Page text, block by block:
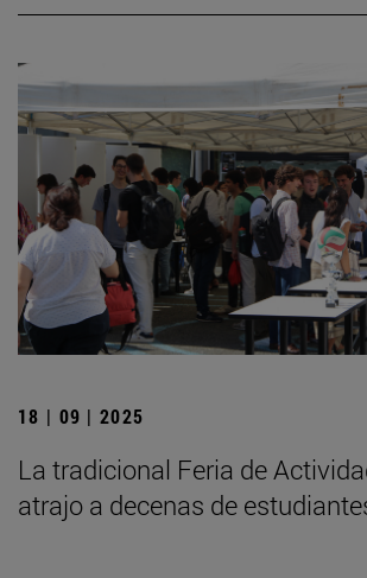
18 | 09 | 2025
La tradicional Feria de
atrajo a decenas de